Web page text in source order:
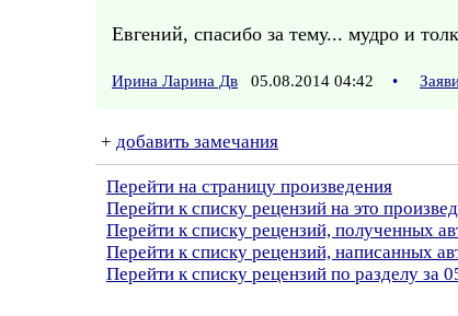
Евгений, спасибо за тему... мудро и
Ирина Ларина Дв 05.08.2014 04:42 •
+ добавить замечания
Перейти на страницу произведения
Перейти к списку рецензий на это
Перейти к списку рецензий, полученных
Перейти к списку рецензий, написанных
Перейти к списку рецензий по разделу за